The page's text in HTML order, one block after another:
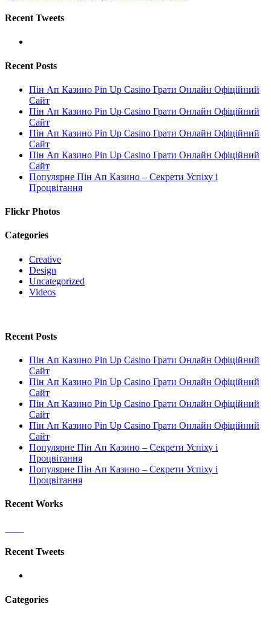
Recent Tweets
Recent Posts
Пін Ап Казино Pin Up Casino Грати Онлайн Офіційний
Сайт
Пін Ап Казино Pin Up Casino Грати Онлайн Офіційний
Сайт
Пін Ап Казино Pin Up Casino Грати Онлайн Офіційний
Сайт
Пін Ап Казино Pin Up Casino Грати Онлайн Офіційний
Сайт
Популярне Пін Ап Казино – Секрети Успіху і
Процвітання
Flickr Photos
Categories
Creative
Design
Uncategorized
Videos
Recent Posts
Пін Ап Казино Pin Up Casino Грати Онлайн Офіційний
Сайт
Пін Ап Казино Pin Up Casino Грати Онлайн Офіційний
Сайт
Пін Ап Казино Pin Up Casino Грати Онлайн Офіційний
Сайт
Пін Ап Казино Pin Up Casino Грати Онлайн Офіційний
Сайт
Популярне Пін Ап Казино – Секрети Успіху і
Процвітання
Популярне Пін Ап Казино – Секрети Успіху і
Процвітання
Recent Works
Recent Tweets
Categories